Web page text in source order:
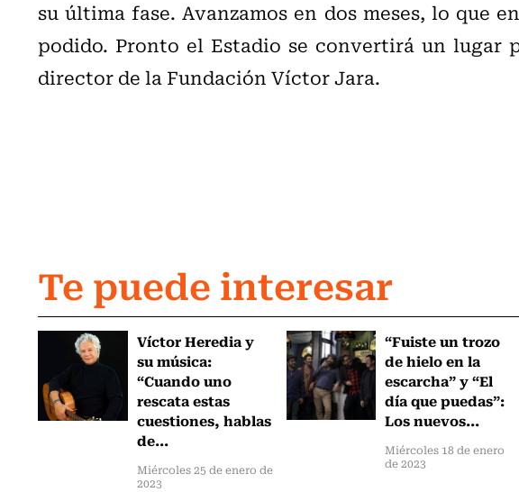
su última fase. Avanzamos en dos meses, lo que
podido. Pronto el Estadio se convertirá un lugar
director de la Fundación Víctor Jara.
Te puede interesar
Víctor Heredia y
su música:
“Cuando uno
rescata estas
cuestiones, hablas
de...
Miércoles 25 de enero de
2023
“Fuiste un trozo
de hielo en la
escarcha” y “El
día que puedas”:
Los nuevos...
Miércoles 18 de enero
de 2023